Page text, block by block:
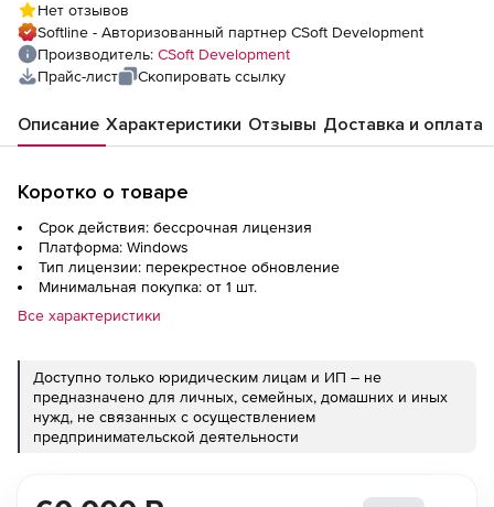
лицензия, серверная часть
Нет отзывов
Softline - Авторизованный партнер CSoft Development
Производитель: CSoft Development
Прайс-лист
Скопировать ссылку
Описание Характеристики Отзывы Доставка и оплата
Коротко о товаре
Срок действия: бессрочная лицензия
Платформа: Windows
Тип лицензии: перекрестное обновление
Минимальная покупка: от 1 шт.
Все характеристики
Доступно только юридическим лицам и ИП – не
предназначено для личных, семейных, домашних и иных
нужд, не связанных с осуществлением
предпринимательской деятельности